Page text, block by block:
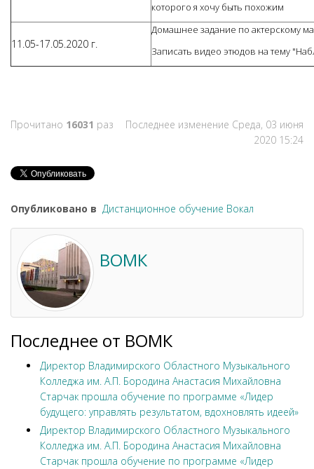
которого я хочу быть похожим
11.05-17.05.2020 г.
Домашнее задание по актерскому
Записать видео этюдов на тему
Прочитано 16031 раз
Последнее изменение Среда, 03 июня
2020 15:24
Опубликовано в Дистанционное обучение Вокал
ВОМК
Последнее от ВОМК
Директор Владимирского Областного Музыкального
Колледжа им. А.П. Бородина Анастасия Михайловна
Старчак прошла обучение по программе «Лидер
будущего: управлять результатом, вдохновлять идеей»
Директор Владимирского Областного Музыкального
Колледжа им. А.П. Бородина Анастасия Михайловна
Старчак прошла обучение по программе «Лидер